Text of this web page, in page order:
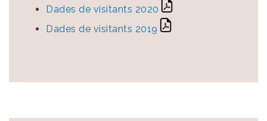
Dades de visitants 2020
Dades de visitants 2019